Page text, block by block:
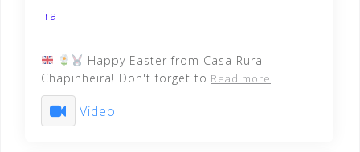
Happy Easter from Casa Rural
Chapinheira! Don't forget to Read more
Video